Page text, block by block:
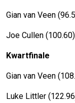
Gian van Veen
Joe Cullen
Kwartfinale
Gian van Veen
Luke Littler